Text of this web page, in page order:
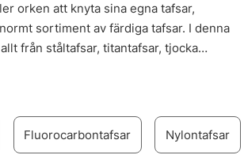
orken att knyta sina egna tafsar,
sortiment av färdiga tafsar. I denna
från ståltafsar, titantafsar, tjocka
bra till abborr- och gösfisket.
Fluorocarbontafsar Nylontafsar